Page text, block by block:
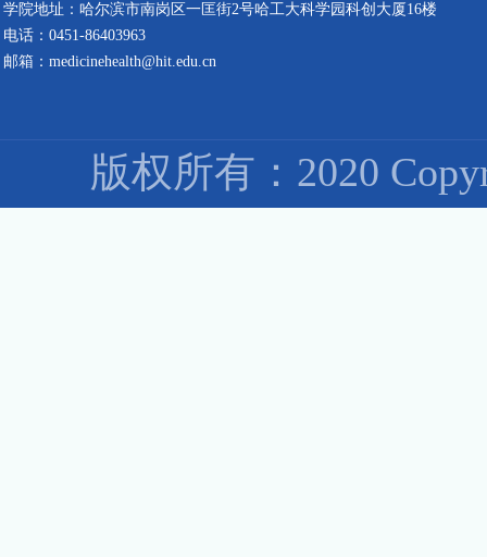
学院地址：哈尔滨市南岗区一匡街2号哈工大科学园科创大厦16楼
电话：0451-86403963
邮箱：medicinehealth@hit.edu.cn
版权所有：2020